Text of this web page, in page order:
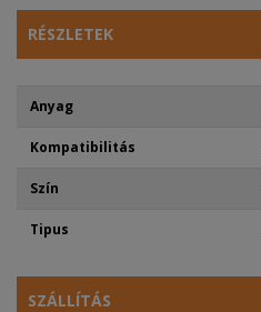
RÉSZLETEK
Anyag
Kompatibilitás
Szín
Tipus
SZÁLLÍTÁS